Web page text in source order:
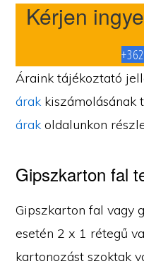
Kérjen
Áraink tájékoztató
árak
árak oldalunkon
Gipszkarton fal
Gipszkarton fal vagy
esetén 2 x 1 rétegű
kartonozást szoktak